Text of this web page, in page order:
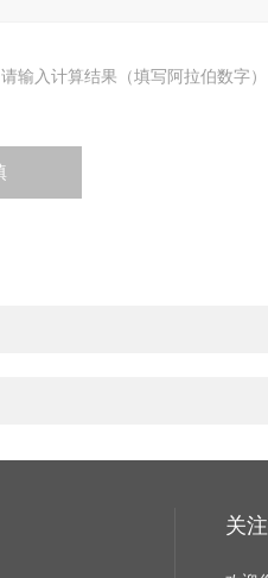
请输入计算结果（填写阿拉伯数字
关